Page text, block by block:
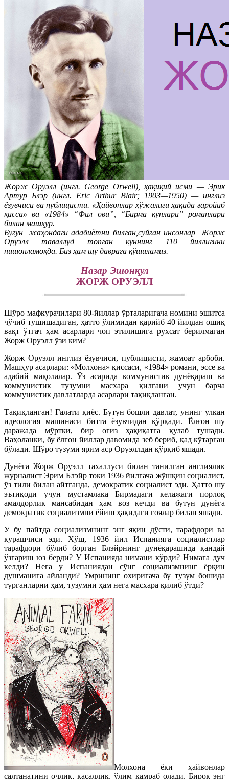
Жорж Оруэлл (ингл. George Orwell), ҳақиқий исми — Эрик
Артур Блэр (ингл. Eric Arthur Blair; 1903—1950) — инглиз
ёзувчиси ва публицисти. «Ҳайвонлар хўжалиги ҳақида ғаройиб
қисса» ва «1984» “Фил ови”, “Бирма кунлари” романлари
билан машҳур.
Бугун жаҳондаги адабиётни билган,суйган инсонлар Жорж
Оруэлл таваллуд топган куннинг 110 йиллигини
нишонламоқда. Биз ҳам шу даврага қўшиламиз.
Назар Эшонқул
ЖОРЖ ОРУЭЛЛ
Шўро мафкурачилари 80-йиллар ўрталаригача номини эшитса
чўчиб тушишадиган, ҳатто ўлимидан қарийб 40 йилдан ошиқ
вақт ўтгач ҳам асарлари чоп этилишига рухсат берилмаган
Жорж Оруэлл ўзи ким?
Жорж Оруэлл инглиз ёзувчиси, публицисти, жамоат арбоби.
Машҳур асарлари: «Молхона» қиссаси, «1984» романи, эссе ва
адабий мақолалар. Ўз асарида коммунистик дунёқараш ва
коммунистик тузумни масхара қилгани учун барча
коммунистик давлатларда асарлари тақиқланган.
Тақиқланган! Ғалати қиёс. Бутун бошли давлат, унинг улкан
идеология машинаси битта ёзувчидан қўрқади. Ёлғон шу
даражада мўртки, бир оғиз ҳақиқатга қулаб тушади.
Ваҳоланки, бу ёлғон йиллар давомида зеб бериб, қад кўтарган
бўлади. Шўро тузуми ярим аср Оруэллдан қўрқиб яшади.
Дунёга Жорж Оруэлл тахаллуси билан танилган англиялик
журналист Эрим Блэйр токи 1936 йилгача жўшқин социалист,
ўз тили билан айтганда, демократик социалист эди. Ҳатто шу
эътиқоди учун мустамлака Бирмадаги келажаги порлоқ
амалдорлик мансабидан ҳам воз кечди ва бутун дунёга
демократик социализмни ёйиш ҳақидаги ғоялар билан яшади.
У бу пайтда социализмнинг энг яқин дўсти, тарафдори ва
курашчиси эди. Хўш, 1936 йил Испанияга социалистлар
тарафдори бўлиб борган Блэйрнинг дунёқарашида қандай
ўзгариш юз берди? У Испанияда нимани кўрди? Нимага дуч
келди? Нега у Испаниядан сўнг социализмнинг ёрқин
душманига айланди? Умрининг охиригача бу тузум бошида
турганларни ҳам, тузумни ҳам нега масхара қилиб ўтди?
Молхона ёки ҳайвонлар
салтанатини очлик, касаллик, ўлим қамраб олади. Бироқ энг